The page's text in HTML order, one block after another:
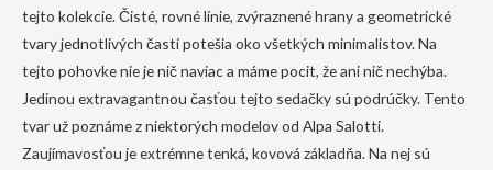
tejto kolekcie. Čisté, rovné línie, zvýraznené hrany a geometrické
tvary jednotlivých častí potešia oko všetkých minimalistov. Na
tejto pohovke nie je nič naviac a máme pocit, že ani nič nechýba.
Jedinou extravagantnou časťou tejto sedačky sú podrúčky. Tento
tvar už poznáme z niektorých modelov od Alpa Salotti.
Zaujímavosťou je extrémne tenká, kovová základňa. Na nej sú